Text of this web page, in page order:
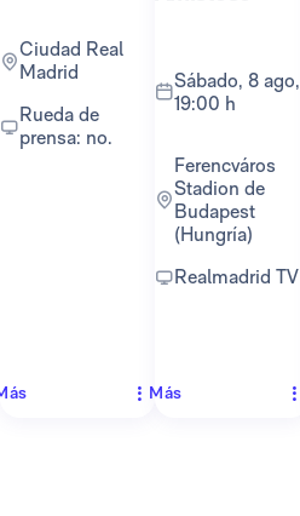
Ciudad Real
Madrid
Rueda de
prensa: no.
sábado, 8 ago,
19:00 h
Ferencváros
Stadion de
Budapest
(Hungría)
Realmadrid TV
Más